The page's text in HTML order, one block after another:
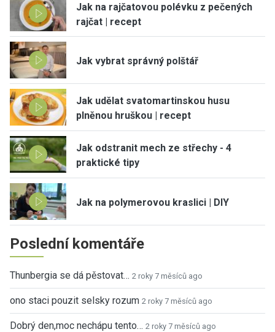
Jak na rajčatovou polévku z pečených
rajčat | recept
Jak vybrat správný polštář
Jak udělat svatomartinskou husu
plněnou hruškou | recept
Jak odstranit mech ze střechy - 4
praktické tipy
Jak na polymerovou kraslici | DIY
Poslední komentáře
Thunbergia se dá pěstovat… 2 roky 7 měsíců ago
ono staci pouzit selsky rozum 2 roky 7 měsíců ago
Dobrý den,moc nechápu tento… 2 roky 7 měsíců ago